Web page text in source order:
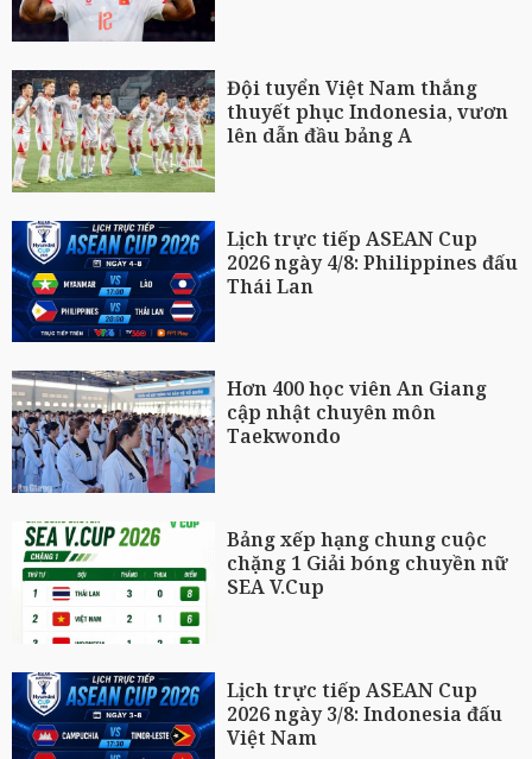
Đội tuyển Việt Nam thắng
thuyết phục Indonesia, vươn
lên dẫn đầu bảng A
Lịch trực tiếp ASEAN Cup
2026 ngày 4/8: Philippines đấu
Thái Lan
Hơn 400 học viên An Giang
cập nhật chuyên môn
Taekwondo
Bảng xếp hạng chung cuộc
chặng 1 Giải bóng chuyền nữ
SEA V.Cup
Lịch trực tiếp ASEAN Cup
2026 ngày 3/8: Indonesia đấu
Việt Nam